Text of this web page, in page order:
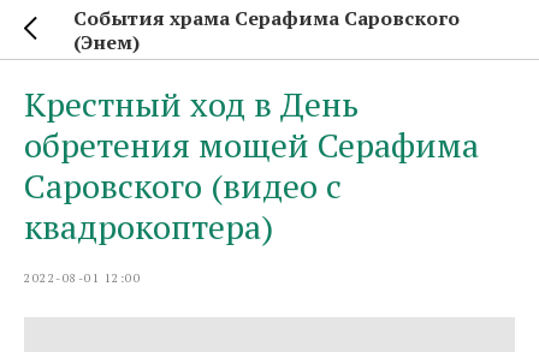
События храма Серафима Саровского
(Энем)
Крестный ход в День
обретения мощей Серафима
Саровского (видео с
квадрокоптера)
2022-08-01 12:00